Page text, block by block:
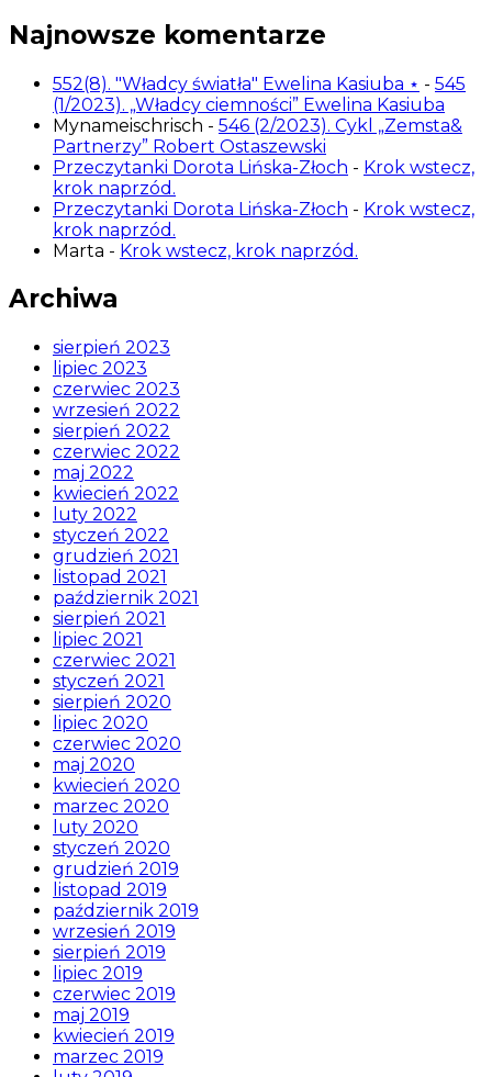
Najnowsze komentarze
552(8). "Władcy światła" Ewelina Kasiuba ⋆ - 545
(1/2023). „Władcy ciemności” Ewelina Kasiuba
Mynameischrisch - 546 (2/2023). Cykl „Zemsta&
Partnerzy” Robert Ostaszewski
Przeczytanki Dorota Lińska-Złoch - Krok wstecz,
krok naprzód.
Przeczytanki Dorota Lińska-Złoch - Krok wstecz,
krok naprzód.
Marta - Krok wstecz, krok naprzód.
Archiwa
sierpień 2023
lipiec 2023
czerwiec 2023
wrzesień 2022
sierpień 2022
czerwiec 2022
maj 2022
kwiecień 2022
luty 2022
styczeń 2022
grudzień 2021
listopad 2021
październik 2021
sierpień 2021
lipiec 2021
czerwiec 2021
styczeń 2021
sierpień 2020
lipiec 2020
czerwiec 2020
maj 2020
kwiecień 2020
marzec 2020
luty 2020
styczeń 2020
grudzień 2019
listopad 2019
październik 2019
wrzesień 2019
sierpień 2019
lipiec 2019
czerwiec 2019
maj 2019
kwiecień 2019
marzec 2019